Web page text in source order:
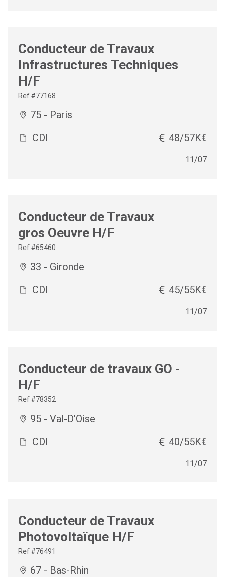
Conducteur de Travaux
Infrastructures Techniques
H/F
Ref #77168
75 - Paris
CDI
48/57K€
11/07
Conducteur de Travaux
gros Oeuvre H/F
Ref #65460
33 - Gironde
CDI
45/55K€
11/07
Conducteur de travaux GO -
H/F
Ref #78352
95 - Val-D'Oise
CDI
40/55K€
11/07
Conducteur de Travaux
Photovoltaïque H/F
Ref #76491
67 - Bas-Rhin